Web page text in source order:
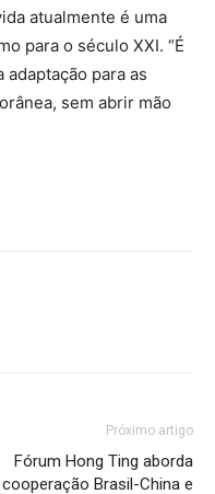
atualmente é uma
para o século XXI. “É
para as
sem abrir mão
Próximo artigo
Fórum Hong Ting aborda
cooperação Brasil-China e